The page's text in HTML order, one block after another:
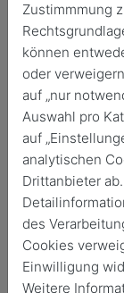
4.
Zustimmmung
können
oder
auf „nur
Auswahl pro
auf
analytischen
Drittanbieter
des
Cookies
Einwilligung
Weitere